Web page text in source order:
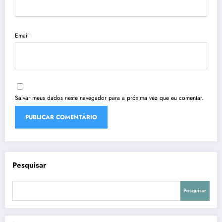
Email
Salvar meus dados neste navegador para a próxima vez que eu comentar.
Pesquisar
Pesquisar